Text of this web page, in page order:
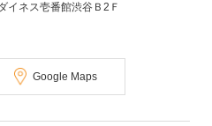
イネス壱番館渋谷Ｂ2Ｆ
Google Maps